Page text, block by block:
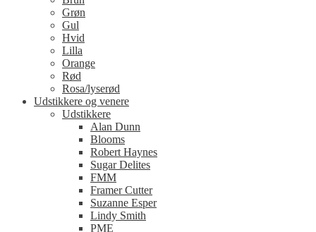
Grøn
Gul
Hvid
Lilla
Orange
Rød
Rosa/lyserød
Udstikkere og venere
Udstikkere
Alan Dunn
Blooms
Robert Haynes
Sugar Delites
FMM
Framer Cutter
Suzanne Esper
Lindy Smith
PME